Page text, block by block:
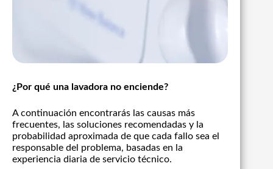
¿Por qué una lavadora no enciende?
A continuación encontrarás las causas más
frecuentes, las soluciones recomendadas y la
probabilidad aproximada de que cada fallo sea el
responsable del problema, basadas en la
experiencia diaria de servicio técnico.